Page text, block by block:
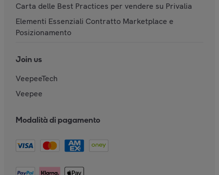
Carta delle Best Practices per vendere su Privalia
Elementi Essenziali Contratto Marketplace e
Posizionamento
Join us
VeepeeTech
Veepee
Modalità di pagamento